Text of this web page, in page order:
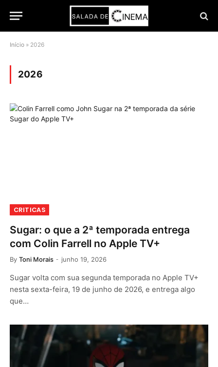
Início » 2026
2026
CRITICAS
Sugar: o que a 2ª temporada entrega
com Colin Farrell no Apple TV+
By Toni Morais junho 19, 2026
Sugar volta com sua segunda temporada no Apple TV+
nesta sexta-feira, 19 de junho de 2026, e entrega algo
que…